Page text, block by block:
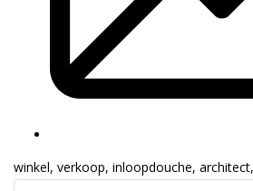
winkel, verkoop, inloopdouche, architect,